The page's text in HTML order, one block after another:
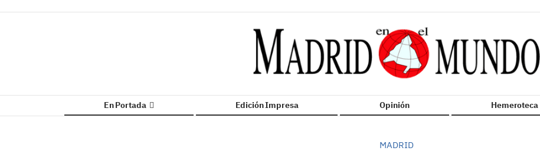
En Portada Edición Impresa Opinión Hemeroteca
MADRID